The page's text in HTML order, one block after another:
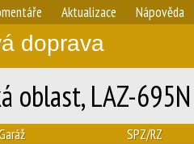
Aktualizace Nápověda
doprava
oblast, LAZ-
SPZ/RZ